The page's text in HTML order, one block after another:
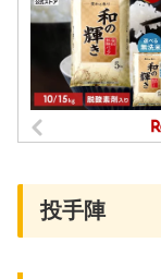
投手陣